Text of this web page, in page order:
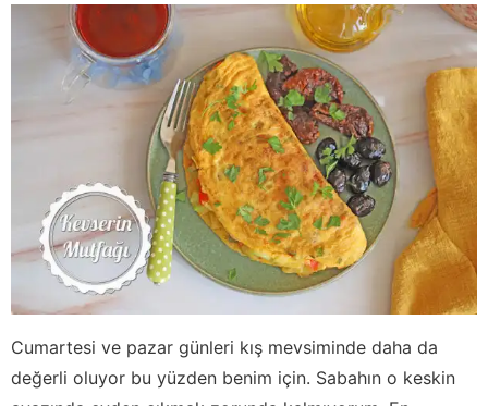
Cumartesi ve pazar günleri kış mevsiminde daha da
değerli oluyor bu yüzden benim için. Sabahın o keskin